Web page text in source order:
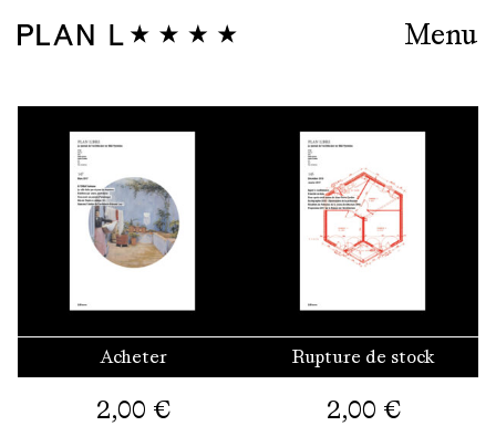
Menu
Acheter
2,00 €
Rupture de stock
2,00 €